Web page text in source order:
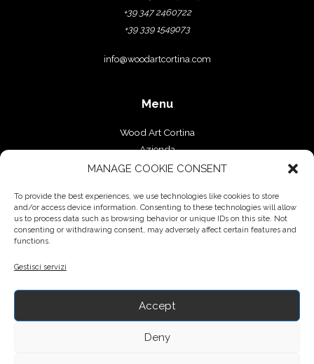
MANAGE COOKIE CONSENT
To provide the best experiences, we use technologies like cookies to store
and/or access device information. Consenting to these technologies will allow
us to process data such as browsing behavior or unique IDs on this site. Not
consenting or withdrawing consent, may adversely affect certain features and
functions.
Gestisci servizi
Accept
Deny
+39 347 2460722
+39 339 1549073
info@woodartcortina.com
Menu
Wood Art Cortina
Azienda
Falegnameria
Contatti
Servizi
Serramenti